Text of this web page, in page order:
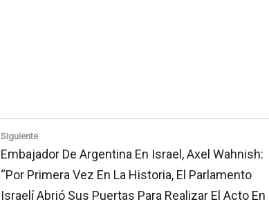
Siguiente
Next
Post:
Embajador De Argentina En Israel, Axel Wahnish:
“Por Primera Vez En La Historia, El Parlamento
Israelí Abrió Sus Puertas Para Realizar El Acto En